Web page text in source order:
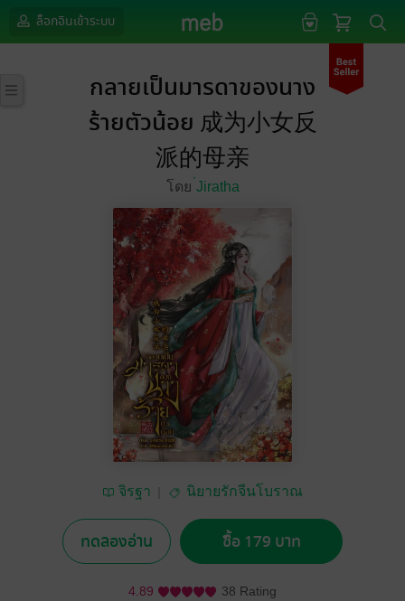
ล็อกอินเข้าระบบ
กลายเป็นมารดาของนาง
ร้ายตัวน้อย 成为小女反
派的母亲
โดย ่Jiratha
จิรฐา นิยายรักจีนโบราณ
ทดลองอ่าน ซื้อ 179 บาท
4.89 38 Rating